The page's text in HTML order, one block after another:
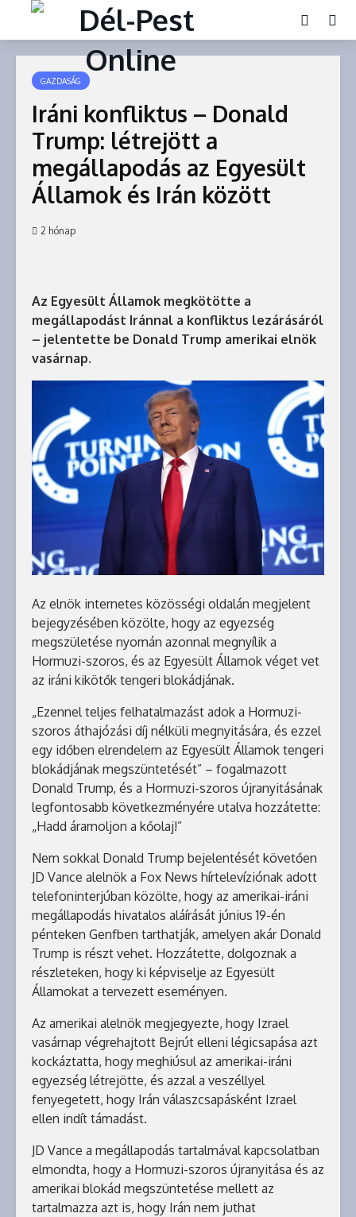
GAZDASÁG
Iráni konfliktus – Donald
Trump: létrejött a
megállapodás az Egyesült
Államok és Irán között
2 hónap
Az Egyesült Államok megkötötte a
megállapodást Iránnal a konfliktus lezárásáról
– jelentette be Donald Trump amerikai elnök
vasárnap.
Az elnök internetes közösségi oldalán megjelent
bejegyzésében közölte, hogy az egyezség
megszületése nyomán azonnal megnyílik a
Hormuzi-szoros, és az Egyesült Államok véget vet
az iráni kikötők tengeri blokádjának.
„Ezennel teljes felhatalmazást adok a Hormuzi-
szoros áthajózási díj nélküli megnyitására, és ezzel
egy időben elrendelem az Egyesült Államok tengeri
blokádjának megszüntetését” – fogalmazott
Donald Trump, és a Hormuzi-szoros újranyitásának
legfontosabb következményére utalva hozzátette:
„Hadd áramoljon a kőolaj!”
Nem sokkal Donald Trump bejelentését követően
JD Vance alelnök a Fox News hírtelevíziónak adott
telefoninterjúban közölte, hogy az amerikai-iráni
megállapodás hivatalos aláírását június 19-én
pénteken Genfben tarthatják, amelyen akár Donald
Trump is részt vehet. Hozzátette, dolgoznak a
részleteken, hogy ki képviselje az Egyesült
Államokat a tervezett eseményen.
Az amerikai alelnök megjegyezte, hogy Izrael
vasárnap végrehajtott Bejrút elleni légicsapása azt
kockáztatta, hogy meghiúsul az amerikai-iráni
egyezség létrejötte, és azzal a veszéllyel
fenyegetett, hogy Irán válaszcsapásként Izrael
ellen indít támadást.
JD Vance a megállapodás tartalmával kapcsolatban
elmondta, hogy a Hormuzi-szoros újranyitása és az
amerikai blokád megszüntetése mellett az
tartalmazza azt is, hogy Irán nem juthat